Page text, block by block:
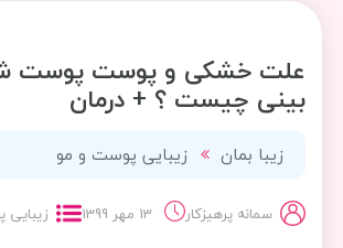
علت خشکی و پوست پوست
بینی چیست ؟ + درمان
زیبا بمان زیبایی پوست و مو
سمانه پرهیزکار 13 مهر 1399